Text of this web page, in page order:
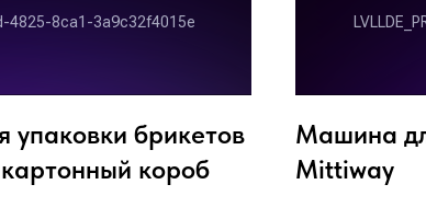
упаковки брикетов
короб
Машина
Mittiway